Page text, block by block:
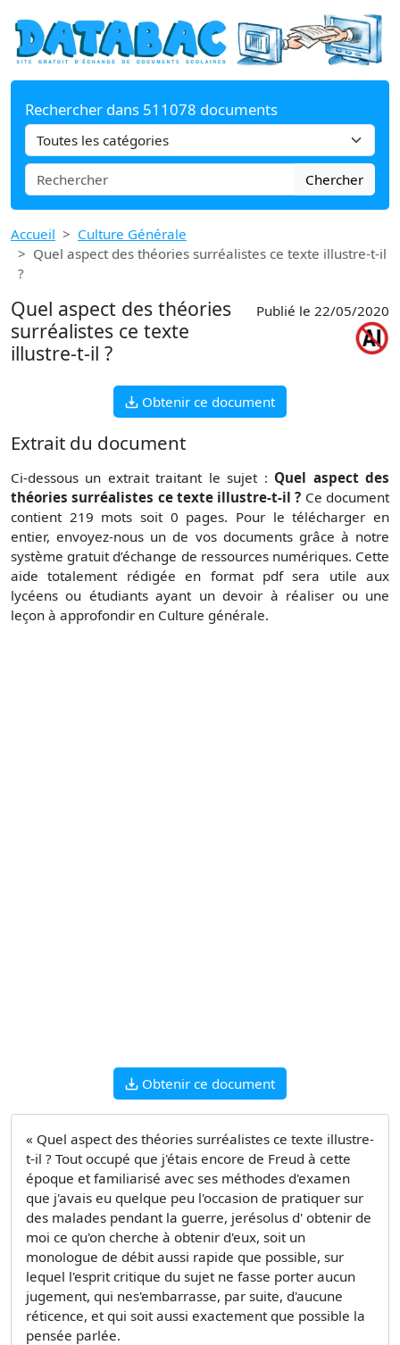
Rechercher dans 511078 documents
Chercher
Accueil
Culture Générale
Quel aspect des théories surréalistes ce texte illustre-t-il
?
Quel aspect des théories
surréalistes ce texte
illustre-t-il ?
Publié le 22/05/2020
Obtenir ce document
Extrait du document
Ci-dessous un extrait traitant le sujet : Quel aspect des
théories surréalistes ce texte illustre-t-il ? Ce document
contient 219 mots soit 0 pages. Pour le télécharger en
entier, envoyez-nous un de vos documents grâce à notre
système gratuit d’échange de ressources numériques. Cette
aide totalement rédigée en format pdf sera utile aux
lycéens ou étudiants ayant un devoir à réaliser ou une
leçon à approfondir en Culture générale.
Obtenir ce document
« Quel aspect des théories surréalistes ce texte illustre-
t-il ? Tout occupé que j'étais encore de Freud à cette
époque et familiarisé avec ses méthodes d'examen
que j'avais eu quelque peu l'occasion de pratiquer sur
des malades pendant la guerre, jerésolus d' obtenir de
moi ce qu'on cherche à obtenir d'eux, soit un
monologue de débit aussi rapide que possible, sur
lequel l'esprit critique du sujet ne fasse porter aucun
jugement, qui nes'embarrasse, par suite, d'aucune
réticence, et qui soit aussi exactement que possible la
pensée parlée.